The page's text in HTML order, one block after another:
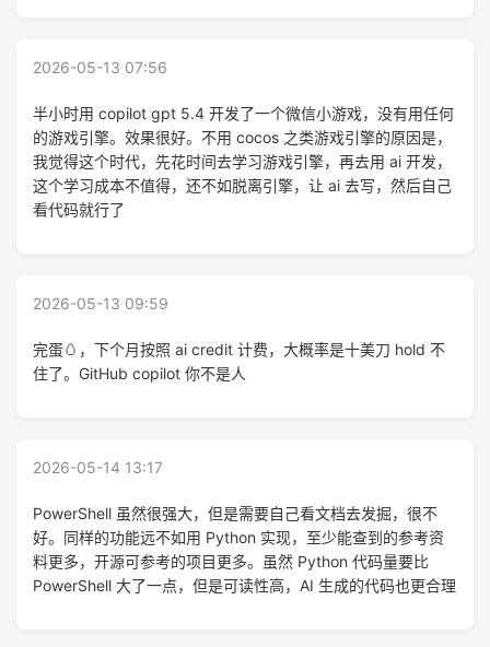
2026-05-13 07:56
半小时用 copilot gpt 5.4 开发了一个微信小游戏，没有用任何
的游戏引擎。效果很好。不用 cocos 之类游戏引擎的原因是，
我觉得这个时代，先花时间去学习游戏引擎，再去用 ai 开发，
这个学习成本不值得，还不如脱离引擎，让 ai 去写，然后自己
看代码就行了
2026-05-13 09:59
完蛋🥚，下个月按照 ai credit 计费，大概率是十美刀 hold 不
住了。GitHub copilot 你不是人
2026-05-14 13:17
PowerShell 虽然很强大，但是需要自己看文档去发掘，很不
好。同样的功能远不如用 Python 实现，至少能查到的参考资
料更多，开源可参考的项目更多。虽然 Python 代码量要比
PowerShell 大了一点，但是可读性高，AI 生成的代码也更合理